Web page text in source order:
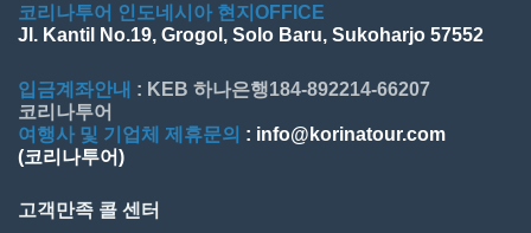
코리나투어 인도네시아 현지OFFICE
Jl. Kantil No.19, Grogol, Solo Baru, Sukoharjo 57552
입금계좌안내 : KEB 하나은행184-892214-66207
코리나투어
여행사 및 기업체 제휴문의 : info@korinatour.com
(코리나투어)
고객만족 콜 센터